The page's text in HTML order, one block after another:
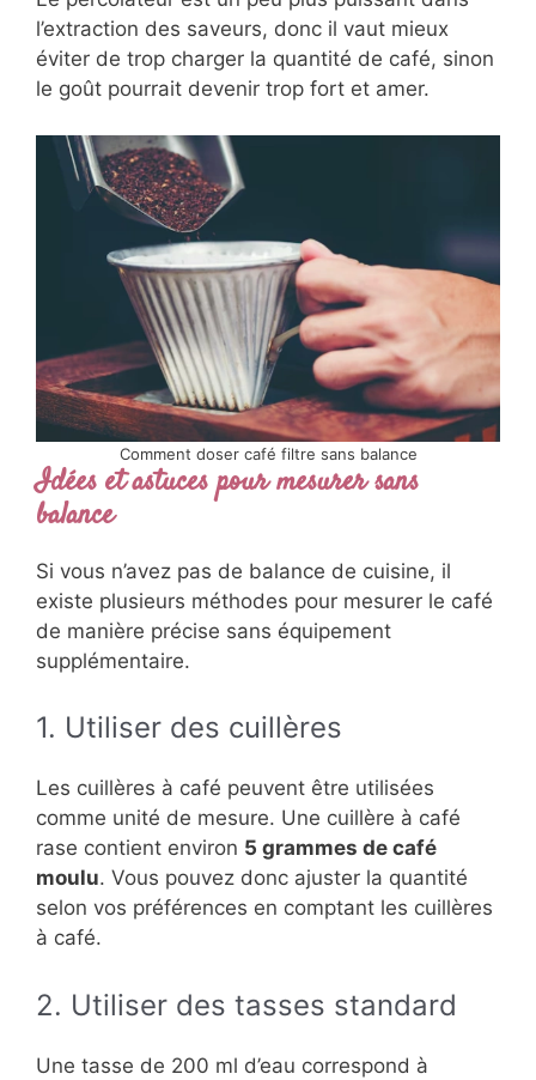
l’extraction des saveurs, donc il vaut mieux
éviter de trop charger la quantité de café, sinon
le goût pourrait devenir trop fort et amer.
Comment doser café filtre sans balance
Idées et astuces pour mesurer sans
balance
Si vous n’avez pas de balance de cuisine, il
existe plusieurs méthodes pour mesurer le café
de manière précise sans équipement
supplémentaire.
1. Utiliser des cuillères
Les cuillères à café peuvent être utilisées
comme unité de mesure. Une cuillère à café
rase contient environ 5 grammes de café
moulu. Vous pouvez donc ajuster la quantité
selon vos préférences en comptant les cuillères
à café.
2. Utiliser des tasses standard
Une tasse de 200 ml d’eau correspond à